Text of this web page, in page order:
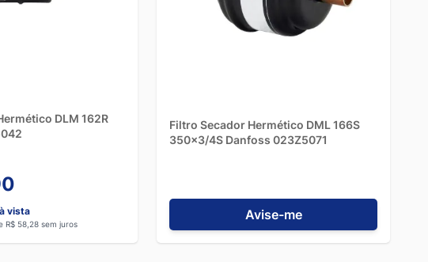
DLM 162R
vista
R$ 58,28 sem juros
Filtro Secador Hermético DML 166S
350x3/4S Danfoss 023Z5071
Avise-me